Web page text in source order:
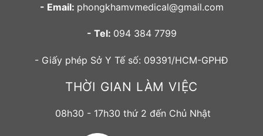
- Email: phongkhamvmedical@gmail.com
- Tel: 094 384 7799
- Giấy phép Sở Y Tế số: 09391/HCM-GPHĐ
THỜI GIAN LÀM VIỆC
08h30 - 17h30 thứ 2 đến Chủ Nhật